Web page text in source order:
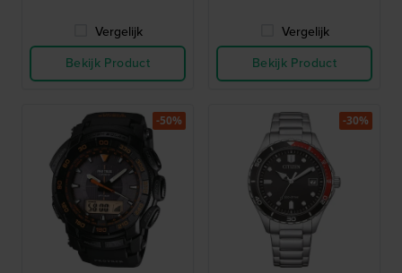
Vergelijk
Bekijk Product
Vergelijk
Bekijk Product
-50% -30%